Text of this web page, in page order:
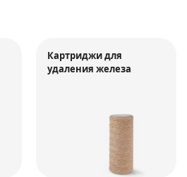
Картриджи для
удаления железа